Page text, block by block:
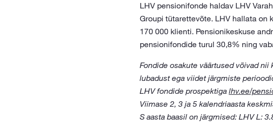
LHV pensionifonde haldav LHV
Groupi tütarettevõte. LHV hallata on
170 000 klienti. Pensionikeskuse
pensionifondide turul 30,8% ning
Fondide osakute väärtused võivad
lubadust ega viidet järgmiste
LHV fondide prospektiga lhv.ee/
Viimase 2, 3 ja 5 kalendriaasta
S aasta baasil on järgmised: LHV L: